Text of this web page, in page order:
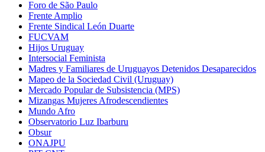
Foro de São Paulo
Frente Amplio
Frente Sindical León Duarte
FUCVAM
Hijos Uruguay
Intersocial Feminista
Madres y Familiares de Uruguayos Detenidos Desaparecidos
Mapeo de la Sociedad Civil (Uruguay)
Mercado Popular de Subsistencia (MPS)
Mizangas Mujeres Afrodescendientes
Mundo Afro
Observatorio Luz Ibarburu
Obsur
ONAJPU